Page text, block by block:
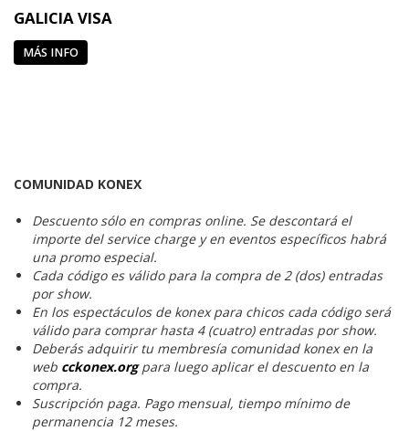
GALICIA VISA
MÁS INFO
COMUNIDAD KONEX
Descuento sólo en compras online. Se descontará el
importe del service charge y en eventos específicos habrá
una promo especial.
Cada código es válido para la compra de 2 (dos) entradas
por show.
En los espectáculos de konex para chicos cada código será
válido para comprar hasta 4 (cuatro) entradas por show.
Deberás adquirir tu membresía comunidad konex en la
web cckonex.org para luego aplicar el descuento en la
compra.
Suscripción paga. Pago mensual, tiempo mínimo de
permanencia 12 meses.